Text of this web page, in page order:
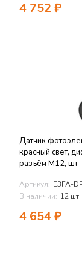
4 752₽
Датчик
красный свет,
разъём M12, шт
Артикул: E3FA-
В наличии: 12 шт
4 654₽